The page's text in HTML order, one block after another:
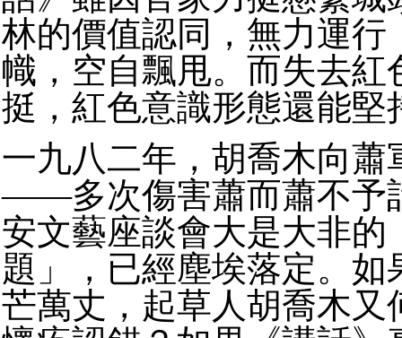
林的價值認同，無力運行
幟，空自飄甩。而失去紅
挺，紅色意識形態還能堅
一九八二年，胡喬木向蕭
——多次傷害蕭而蕭不予
安文藝座談會大是大非的
題」，已經塵埃落定。如
芒萬丈，起草人胡喬木又